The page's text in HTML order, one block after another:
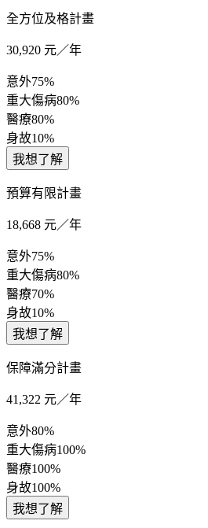
全方位及格計畫
30,920 元／年
意外75%
重大傷病80%
醫療80%
身故10%
我想了解
預算有限計畫
18,668 元／年
意外75%
重大傷病80%
醫療70%
身故10%
我想了解
保障滿分計畫
41,322 元／年
意外80%
重大傷病100%
醫療100%
身故100%
我想了解